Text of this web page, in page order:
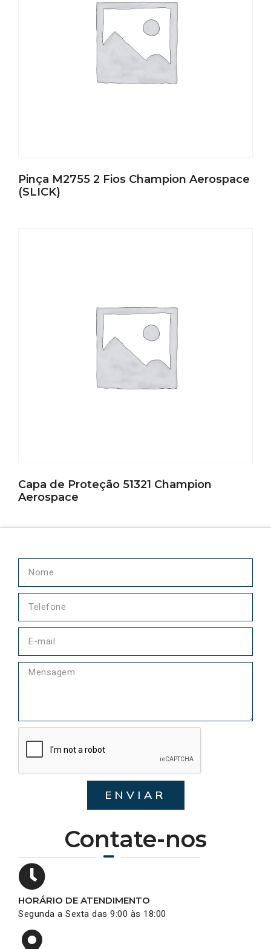
Pinça M2755 2 Fios Champion Aerospace
(SLICK)
Capa de Proteção 51321 Champion
Aerospace
Contate-nos
HORÁRIO DE ATENDIMENTO
Segunda a Sexta das 9:00 às 18:00
ENVIAR